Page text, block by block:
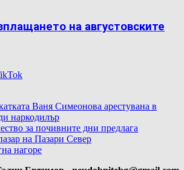
на августовските
Ваня Симеонова арестувана в
наркодилър
за почивните дни предлага
на Пазари Север
нагоре